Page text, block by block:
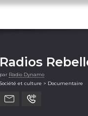
Radios
par Radio Dynamo
Société et culture > Documentaire